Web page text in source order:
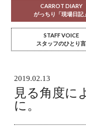
CARROT DIARY
がっちり「現場日記」
STAFF VOICE
スタッフのひとり言
2019.02.13
見る角度に
に。